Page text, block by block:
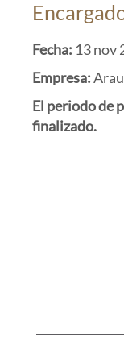
Fecha: 13 nov
Empresa:
El periodo de
finalizado.